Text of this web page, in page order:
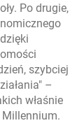
Po drugie,
szybciej
–
właśnie
Millennium.